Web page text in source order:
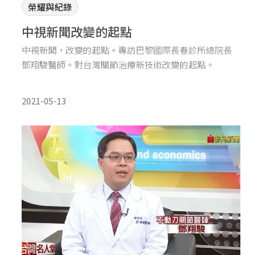
榮耀與紀錄
2021-05-13
中視新聞改變的起點
中視新聞，改變的起點。專訪巴黎國際長春診所總院長
鄧翔駿醫師。對台灣關節治療新技術改變的起點。